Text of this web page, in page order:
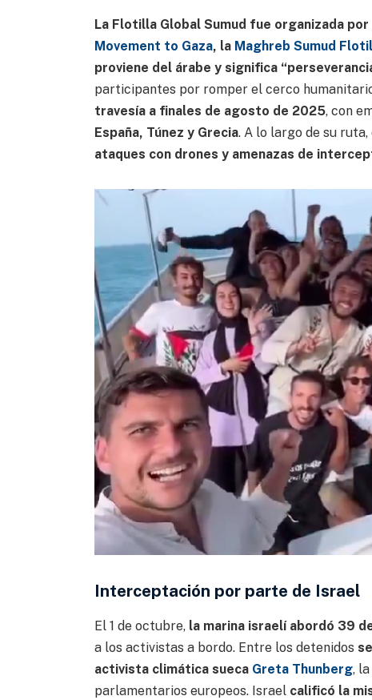
La Flotilla Global Sumud fue organizada por
Movement to Gaza, la Maghreb Sumud
proviene del árabe y significa
participantes por romper el cerco
travesía a finales de agosto de 2025, con
España, Túnez y Grecia. A lo largo de su
ataques con drones y amenazas de
Interceptación por parte de Israel
El 1 de octubre,la marina israelí abordó 39
a los activistas a bordo. Entre los detenidos
activista climática suecaGreta Thunberg,
parlamentarios europeos. Israel calificó la